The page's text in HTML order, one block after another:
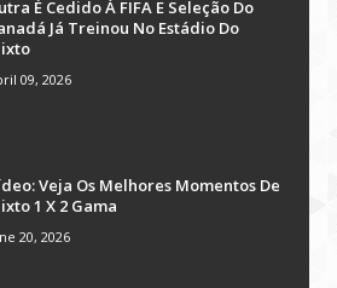
É Cedido À FIFA E Seleção Do
Já Treinou No Estádio Do
09, 2026
Veja Os Melhores Momentos De
1 X 2 Gama
20, 2026